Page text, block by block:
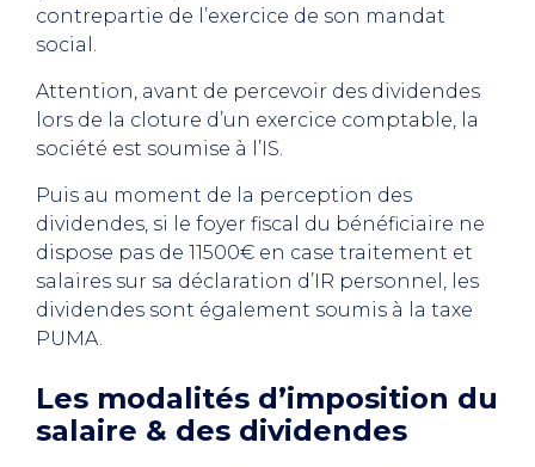
contrepartie de l’exercice de son mandat
social.
Attention, avant de percevoir des dividendes
lors de la cloture d’un exercice comptable, la
société est soumise à l’IS.
Puis au moment de la perception des
dividendes, si le foyer fiscal du bénéficiaire ne
dispose pas de 11500€ en case traitement et
salaires sur sa déclaration d’IR personnel, les
dividendes sont également soumis à la taxe
PUMA.
Les modalités d’imposition du
salaire & des dividendes